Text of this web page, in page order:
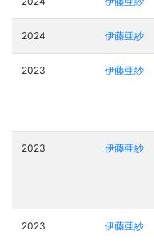
2024 伊藤亜紗
2023 伊藤亜紗
2023 伊藤亜紗
2023 伊藤亜紗